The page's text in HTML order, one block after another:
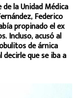
la Unidad Médica
Federico
propinado el ex
Incluso, acusó al
de árnica
que se iba a